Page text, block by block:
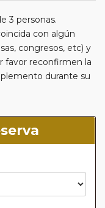
3 personas.
con algún
congresos, etc) y
favor reconfirmen la
durante su